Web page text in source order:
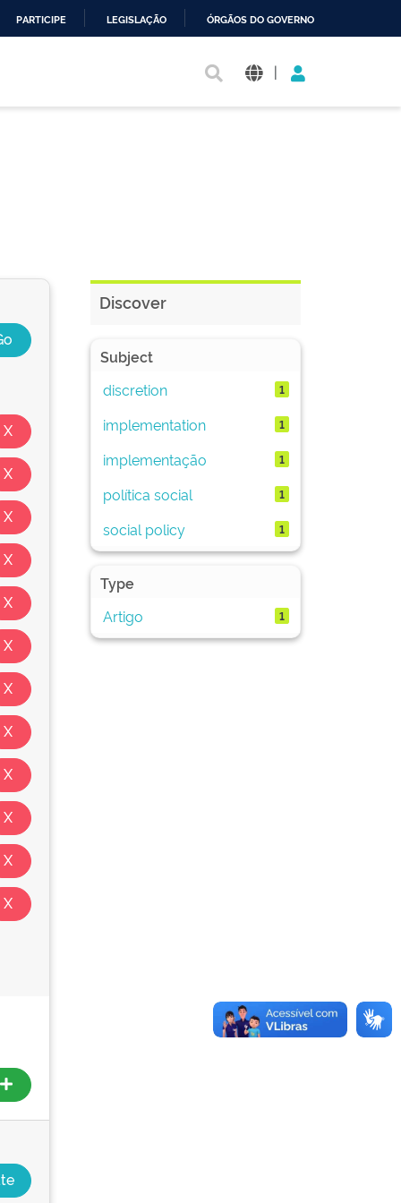
PARTICIPE LEGISLAÇÃO ÓRGÃOS DO GOVERNO
|
Discover
Subject
discretion
1
implementation 1
implementação 1
política social 1
social policy 1
Type
Artigo
1